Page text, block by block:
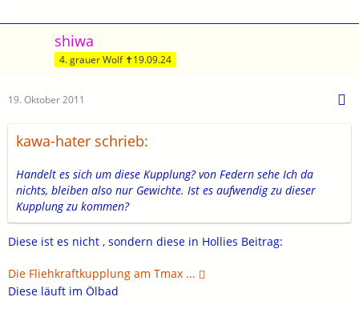
shiwa
4. grauer Wolf ✝19.09.24
19. Oktober 2011
kawa-hater schrieb:
Handelt es sich um diese Kupplung? von Federn sehe Ich da
nichts, bleiben also nur Gewichte. Ist es aufwendig zu dieser
Kupplung zu kommen?
Diese ist es nicht , sondern diese in Hollies Beitrag:
Die Fliehkraftkupplung am Tmax ...
Diese läuft im Ölbad